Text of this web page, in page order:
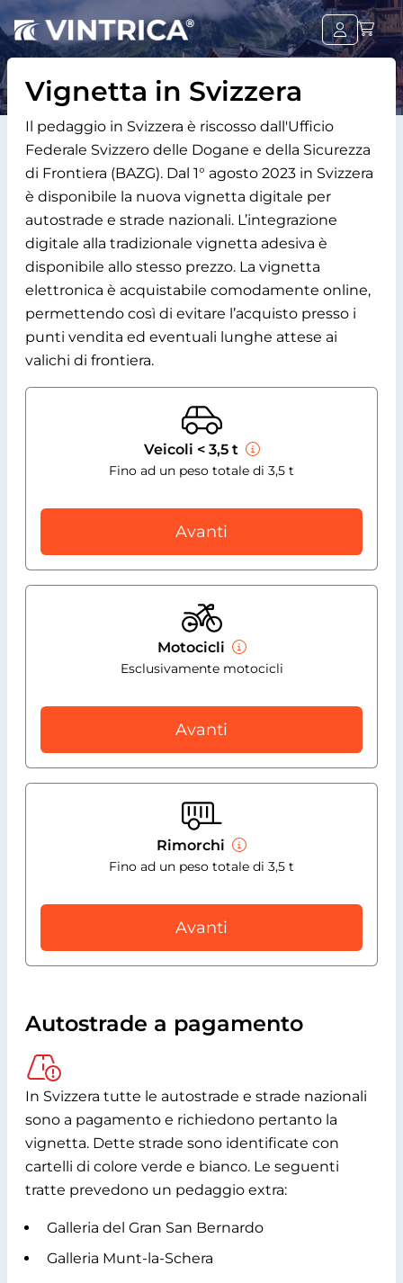
Vignetta in Svizzera
Il pedaggio in Svizzera è riscosso dall'Ufficio
Federale Svizzero delle Dogane e della Sicurezza
di Frontiera (BAZG). Dal 1° agosto 2023 in Svizzera
è disponibile la nuova vignetta digitale per
autostrade e strade nazionali. L’integrazione
digitale alla tradizionale vignetta adesiva è
disponibile allo stesso prezzo. La vignetta
elettronica è acquistabile comodamente online,
permettendo così di evitare l’acquisto presso i
punti vendita ed eventuali lunghe attese ai
valichi di frontiera.
Veicoli < 3,5 t
Fino ad un peso totale di 3,5 t
Avanti
Motocicli
Esclusivamente motocicli
Avanti
Rimorchi
Fino ad un peso totale di 3,5 t
Avanti
Autostrade a pagamento
In Svizzera tutte le autostrade e strade nazionali
sono a pagamento e richiedono pertanto la
vignetta. Dette strade sono identificate con
cartelli di colore verde e bianco. Le seguenti
tratte prevedono un pedaggio extra:
Galleria del Gran San Bernardo
Galleria Munt-la-Schera